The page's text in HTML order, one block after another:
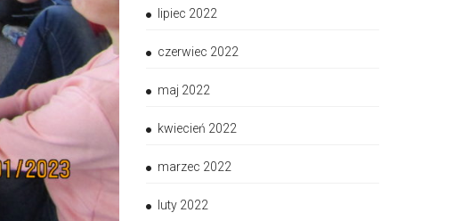
lipiec 2022
czerwiec 2022
maj 2022
kwiecień 2022
marzec 2022
luty 2022